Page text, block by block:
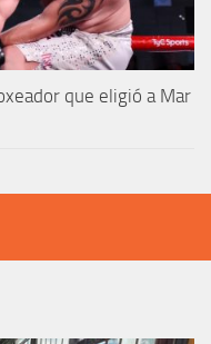
que eligió a Mar